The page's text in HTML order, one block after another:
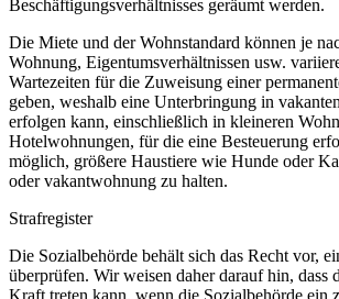
Beschäftigungsverhältnisses geräumt werden.
Die Miete und der Wohnstandard können je
Wohnung, Eigentumsverhältnissen usw.
Wartezeiten für die Zuweisung einer
geben, weshalb eine Unterbringung in
erfolgen kann, einschließlich in kleineren
Hotelwohnungen, für die eine Besteuerung
möglich, größere Haustiere wie Hunde oder
oder vakantwohnung zu halten.
Strafregister
Die Sozialbehörde behält sich das Recht vor,
überprüfen. Wir weisen daher darauf hin, dass
Kraft treten kann, wenn die Sozialbehörde ein